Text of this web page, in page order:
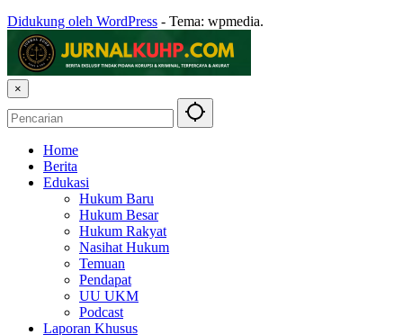
Didukung oleh WordPress - Tema: wpmedia.
×
Home
Berita
Edukasi
Hukum Baru
Hukum Besar
Hukum Rakyat
Nasihat Hukum
Temuan
Pendapat
UU UKM
Podcast
Laporan Khusus